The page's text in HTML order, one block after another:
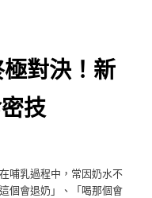
對決！新
技
哺乳過程中，常因奶水不
個會退奶」、「喝那個會